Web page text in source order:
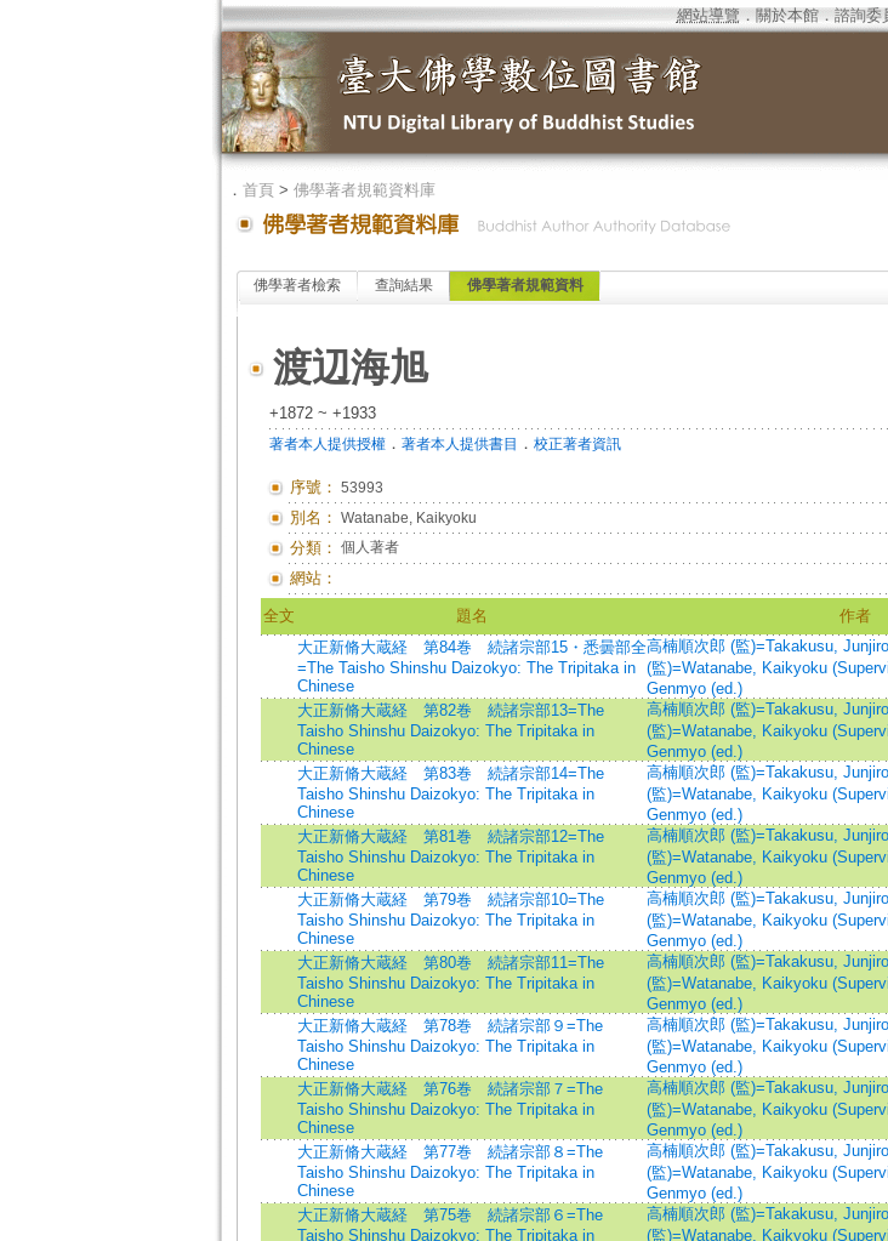
網站導覽 ． 關於本館． 諮詢委
． 首頁> 佛學著者規範資料庫
佛學著者檢索 查詢結果 佛學著者規範資料
渡辺海旭
+1872 ~ +1933
著者本人提供授權． 著者本人提供書目 ． 校正著者資訊
序號： 53993
別名： Watanabe, Kaikyoku
分類： 個人著者
網站：
全文 題名 作者
大正新脩大蔵経 第84巻 続諸宗部15・悉曇部全
=The Taisho Shinshu Daizokyo: The Tripitaka in
Chinese
高楠順次郎 (監)=Takakusu,
(監)=Watanabe, Kaikyoku
Genmyo (ed.)
大正新脩大蔵経 第82巻 続諸宗部13=The
Taisho Shinshu Daizokyo: The Tripitaka in
Chinese
高楠順次郎 (監)=Takakusu,
(監)=Watanabe, Kaikyoku
Genmyo (ed.)
大正新脩大蔵経 第83巻 続諸宗部14=The
Taisho Shinshu Daizokyo: The Tripitaka in
Chinese
高楠順次郎 (監)=Takakusu,
(監)=Watanabe, Kaikyoku
Genmyo (ed.)
大正新脩大蔵経 第81巻 続諸宗部12=The
Taisho Shinshu Daizokyo: The Tripitaka in
Chinese
高楠順次郎 (監)=Takakusu,
(監)=Watanabe, Kaikyoku
Genmyo (ed.)
大正新脩大蔵経 第79巻 続諸宗部10=The
Taisho Shinshu Daizokyo: The Tripitaka in
Chinese
高楠順次郎 (監)=Takakusu,
(監)=Watanabe, Kaikyoku
Genmyo (ed.)
大正新脩大蔵経 第80巻 続諸宗部11=The
Taisho Shinshu Daizokyo: The Tripitaka in
Chinese
高楠順次郎 (監)=Takakusu,
(監)=Watanabe, Kaikyoku
Genmyo (ed.)
大正新脩大蔵経 第78巻 続諸宗部９=The
Taisho Shinshu Daizokyo: The Tripitaka in
Chinese
高楠順次郎 (監)=Takakusu,
(監)=Watanabe, Kaikyoku
Genmyo (ed.)
大正新脩大蔵経 第76巻 続諸宗部７=The
Taisho Shinshu Daizokyo: The Tripitaka in
Chinese
高楠順次郎 (監)=Takakusu,
(監)=Watanabe, Kaikyoku
Genmyo (ed.)
大正新脩大蔵経 第77巻 続諸宗部８=The
Taisho Shinshu Daizokyo: The Tripitaka in
Chinese
高楠順次郎 (監)=Takakusu,
(監)=Watanabe, Kaikyoku
Genmyo (ed.)
大正新脩大蔵経 第75巻 続諸宗部６=The
Taisho Shinshu Daizokyo: The Tripitaka in
高楠順次郎 (監)=Takakusu,
(監)=Watanabe, Kaikyoku